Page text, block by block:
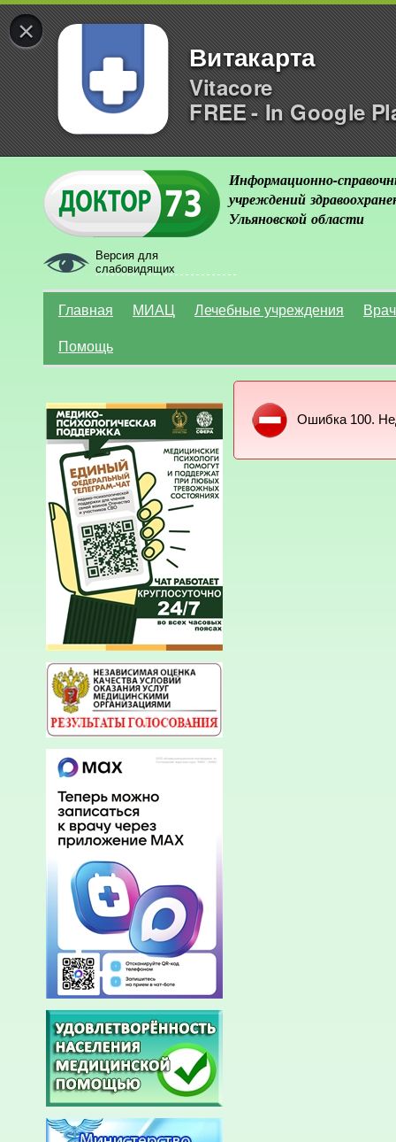
×
Витакарта
Vitacore
FREE - In Google
Версия для
слабовидящих
Информационно-
учреждений
Ульяновской области
Главная МИАЦ Лечебные учреждения
Помощь
Ошибка 100.